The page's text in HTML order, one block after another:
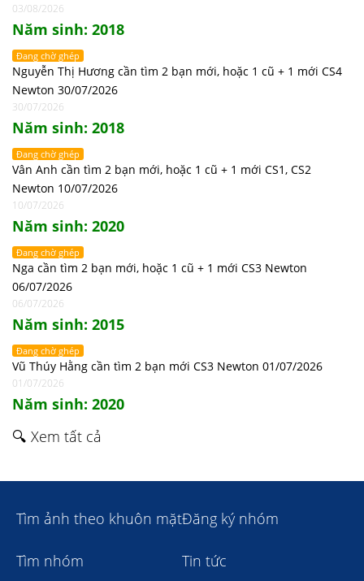
03/08/2026
Năm sinh: 2018
Đang chờ ghép
Nguyễn Thị Hương cần tìm 2 bạn mới, hoặc 1 cũ + 1 mới CS4
Newton 30/07/2026
30/07/2026
Năm sinh: 2018
Đang chờ ghép
Vân Anh cần tìm 2 bạn mới, hoặc 1 cũ + 1 mới CS1, CS2
Newton 10/07/2026
10/07/2026
Năm sinh: 2020
Đang chờ ghép
Nga cần tìm 2 bạn mới, hoặc 1 cũ + 1 mới CS3 Newton
06/07/2026
06/07/2026
Năm sinh: 2015
Đang chờ ghép
Vũ Thúy Hằng cần tìm 2 bạn mới CS3 Newton 01/07/2026
01/07/2026
Năm sinh: 2020
🔍 Xem tất cả
Tìm ảnh theo khuôn mặtĐăng ký nhóm
Tìm nhóm Tin tức